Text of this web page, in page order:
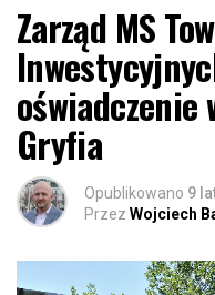
Zarząd MS
oświadczenie
Gryfia
Opublikowano 9
Przez Wojciech